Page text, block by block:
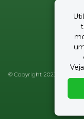
© Copyright 2023 Lamit